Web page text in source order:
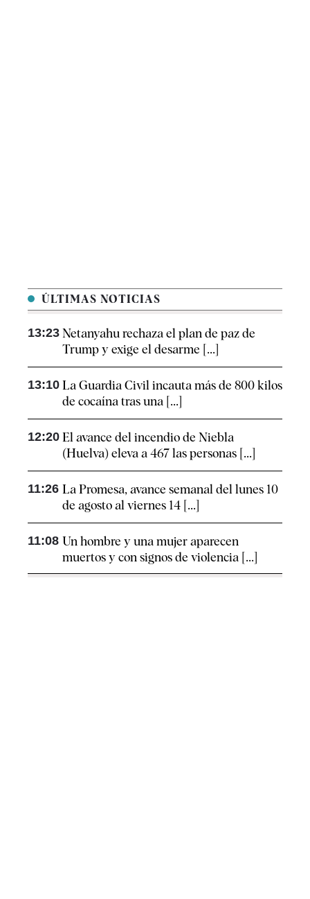
ÚLTIMAS NOTICIAS
13:23 Netanyahu rechaza el plan de paz de
Trump y exige el desarme [...]
13:10 La Guardia Civil incauta más de 800 kilos
de cocaína tras una [...]
12:20 El avance del incendio de Niebla
(Huelva) eleva a 467 las personas [...]
11:26 La Promesa, avance semanal del lunes 10
de agosto al viernes 14 [...]
11:08 Un hombre y una mujer aparecen
muertos y con signos de violencia [...]